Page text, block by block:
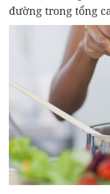
đường trong tổng